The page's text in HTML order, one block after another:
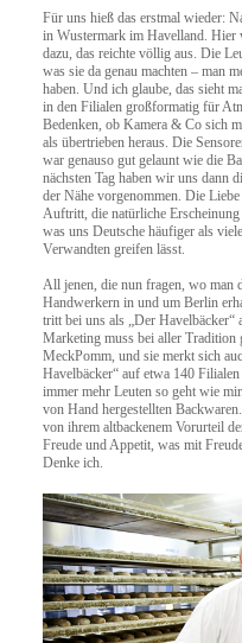
Für uns hieß das erstmal wieder:
in Wustermark im Havelland.
dazu, das reichte völlig aus. Die
was sie da genau machten – man
haben. Und ich glaube, das sieht
in den Filialen großformatig für
Bedenken, ob Kamera & Co sich
als übertrieben heraus. Die
war genauso gut gelaunt wie die
nächsten Tag haben wir uns dann
der Nähe vorgenommen. Die
Auftritt, die natürliche Erscheinung
was uns Deutsche häufiger als
Verwandten greifen lässt.
All jenen, die nun fragen, wo man
Handwerkern in und um Berlin
tritt bei uns als „Der Havelbäcker“
Marketing muss bei aller Tradition
MeckPomm, und sie merkt sich
Havelbäcker“ auf etwa 140
immer mehr Leuten so geht wie
von Hand hergestellten
von ihrem altbackenem Vorurteil
Freude und Appetit, was mit
Denke ich.